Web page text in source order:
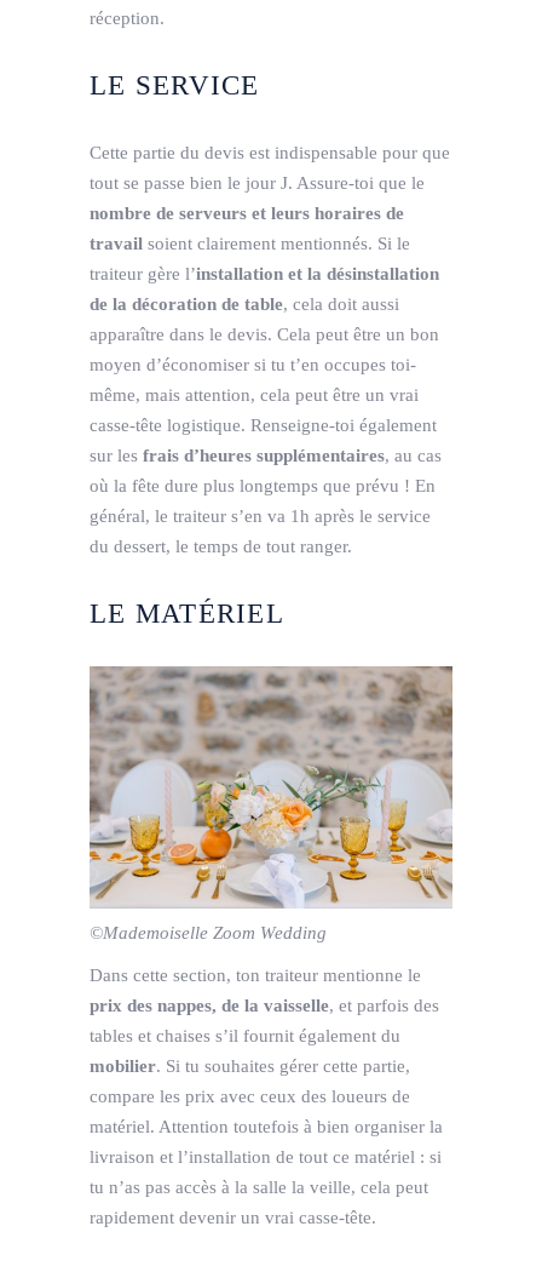
réception.
LE SERVICE
Cette partie du devis est indispensable pour que
tout se passe bien le jour J. Assure-toi que le
nombre de serveurs et leurs horaires de
travail soient clairement mentionnés. Si le
traiteur gère l’installation et la désinstallation
de la décoration de table, cela doit aussi
apparaître dans le devis. Cela peut être un bon
moyen d’économiser si tu t’en occupes toi-
même, mais attention, cela peut être un vrai
casse-tête logistique. Renseigne-toi également
sur les frais d’heures supplémentaires, au cas
où la fête dure plus longtemps que prévu ! En
général, le traiteur s’en va 1h après le service
du dessert, le temps de tout ranger.
LE MATÉRIEL
©Mademoiselle Zoom Wedding
Dans cette section, ton traiteur mentionne le
prix des nappes, de la vaisselle, et parfois des
tables et chaises s’il fournit également du
mobilier. Si tu souhaites gérer cette partie,
compare les prix avec ceux des loueurs de
matériel. Attention toutefois à bien organiser la
livraison et l’installation de tout ce matériel : si
tu n’as pas accès à la salle la veille, cela peut
rapidement devenir un vrai casse-tête.